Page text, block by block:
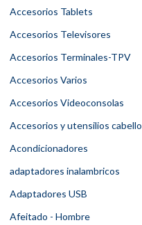
Accesorios Tablets
Accesorios Televisores
Accesorios Terminales-TPV
Accesorios Varios
Accesorios Videoconsolas
Accesorios y utensilios cabello
Acondicionadores
adaptadores inalambricos
Adaptadores USB
Afeitado - Hombre